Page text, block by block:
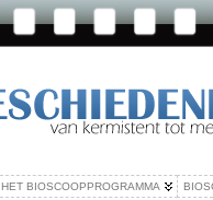
HET BIOSCOOPPROGRAMMA